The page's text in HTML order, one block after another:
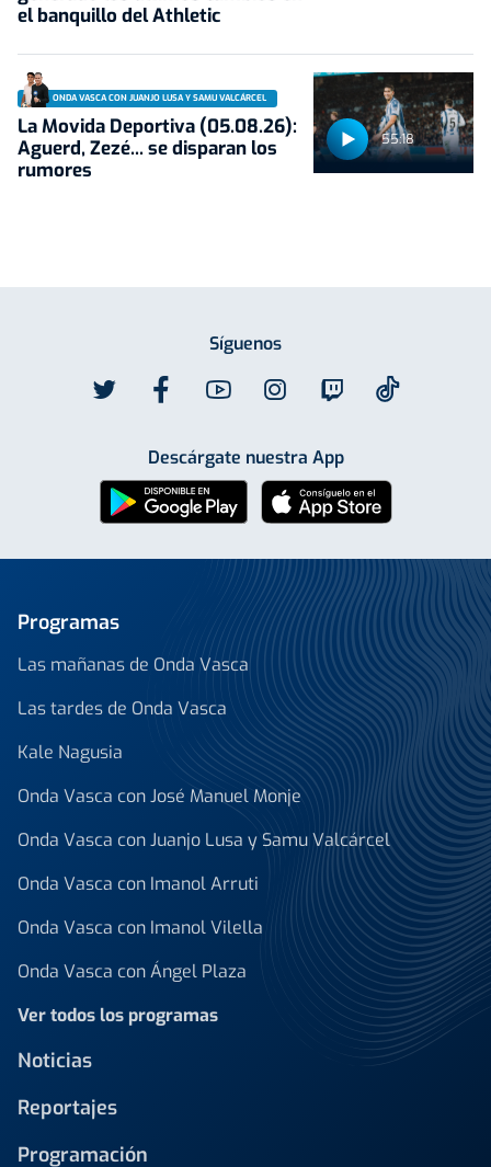
el banquillo del Athletic
55:18
ONDA VASCA CON JUANJO LUSA Y SAMU VALCÁRCEL
La Movida Deportiva (05.08.26):
Aguerd, Zezé... se disparan los
rumores
Síguenos
Descárgate nuestra App
Programas
Las mañanas de Onda Vasca
Las tardes de Onda Vasca
Kale Nagusia
Onda Vasca con José Manuel Monje
Onda Vasca con Juanjo Lusa y Samu Valcárcel
Onda Vasca con Imanol Arruti
Onda Vasca con Imanol Vilella
Onda Vasca con Ángel Plaza
Ver todos los programas
Noticias
Reportajes
Programación